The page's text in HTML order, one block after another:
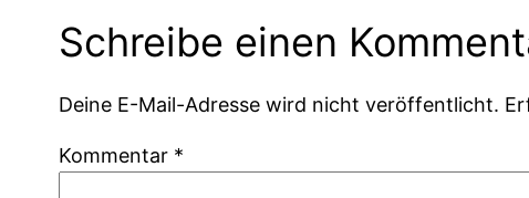
Schreibe einen
Deine E-Mail-Adresse wird nicht veröffentlicht.
Kommentar *